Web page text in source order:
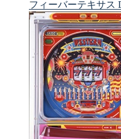
フィーバーテキサス